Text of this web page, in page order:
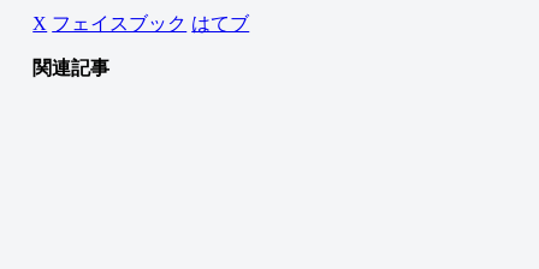
X フェイスブック はてブ
関連記事